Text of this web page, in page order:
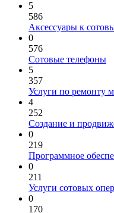
5
586
Аксессуары к
0
576
Сотовые телефоны
5
357
Услуги по ремонту
4
252
Создание и
0
219
Программное
0
211
Услуги сотовых
0
170